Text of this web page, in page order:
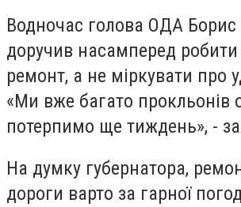
Водночас голова ОДА Борис
доручив насамперед робити
ремонт, а не міркувати про
«Ми вже багато прокльонів
потерпимо ще тиждень», -
На думку губернатора,
дороги варто за гарної